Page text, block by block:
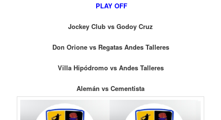
PLAY OFF
Jockey Club vs Godoy Cruz
Don Orione vs Regatas Andes Talleres
Villa Hipódromo vs Andes Talleres
Alemán vs Cementista